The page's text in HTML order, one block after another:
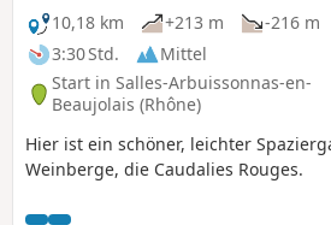
10,18 km
+213 m
-216 m
3:30 Std.
Mittel
Start in Salles-Arbuissonnas-en-
Beaujolais (Rhône)
Hier ist ein schöner, leichter
Weinberge, die Caudalies Rouges.